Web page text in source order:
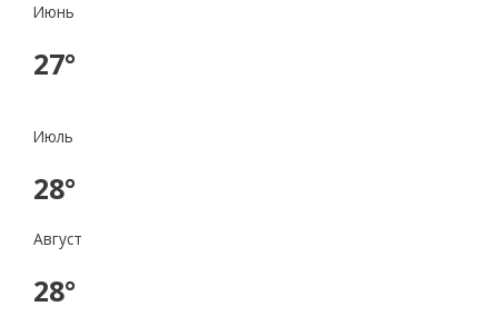
Июнь
27°
Июль
28°
Август
28°